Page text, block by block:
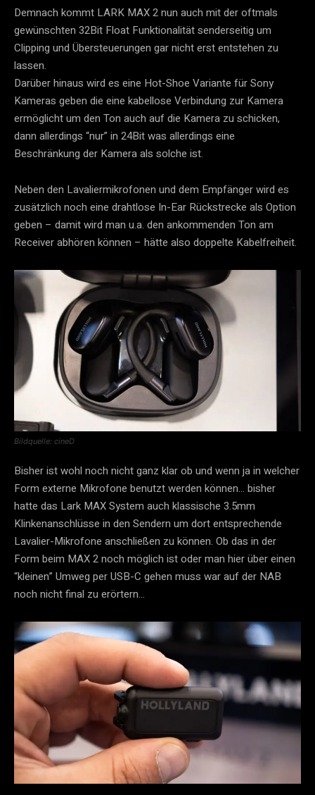
Demnach kommt LARK MAX 2 nun auch mit der oftmals
gewünschten 32Bit Float Funktionalität senderseitig um
Clipping und Übersteuerungen gar nicht erst entstehen zu
lassen.
Darüber hinaus wird es eine Hot-Shoe Variante für Sony
Kameras geben die eine kabellose Verbindung zur Kamera
ermöglicht um den Ton auch auf die Kamera zu schicken,
dann allerdings “nur” in 24Bit was allerdings eine
Beschränkung der Kamera als solche ist.
Neben den Lavaliermikrofonen und dem Empfänger wird es
zusätzlich noch eine drahtlose In-Ear Rückstrecke als Option
geben – damit wird man u.a. den ankommenden Ton am
Receiver abhören können – hätte also doppelte Kabelfreiheit.
Bildquelle: cineD
Bisher ist wohl noch nicht ganz klar ob und wenn ja in welcher
Form externe Mikrofone benutzt werden können… bisher
hatte das Lark MAX System auch klassische 3.5mm
Klinkenanschlüsse in den Sendern um dort entsprechende
Lavalier-Mikrofone anschließen zu können. Ob das in der
Form beim MAX 2 noch möglich ist oder man hier über einen
“kleinen” Umweg per USB-C gehen muss war auf der NAB
noch nicht final zu erörtern…